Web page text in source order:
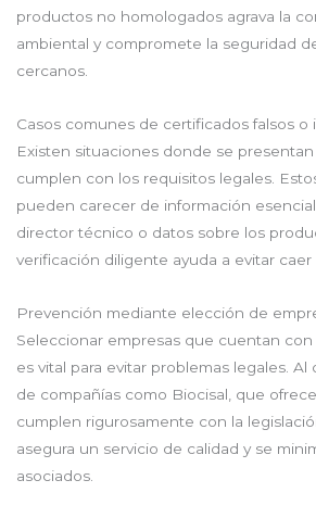
productos no homologados agrava la
ambiental y compromete la seguridad
cercanos.
Casos comunes de certificados falsos o
Existen situaciones donde se
cumplen con los requisitos legales.
pueden carecer de información
director técnico o datos sobre los
verificación diligente ayuda a evitar caer
Prevención mediante elección de
Seleccionar empresas que cuentan
es vital para evitar problemas legales. Al
de compañías como Biocisal, que
cumplen rigurosamente con la
asegura un servicio de calidad y se
asociados.